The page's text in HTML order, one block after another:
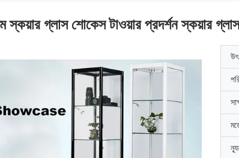
স্কয়ার গ্লাস শোকেস টাওয়ার প্রদর্শন স্কয়ার